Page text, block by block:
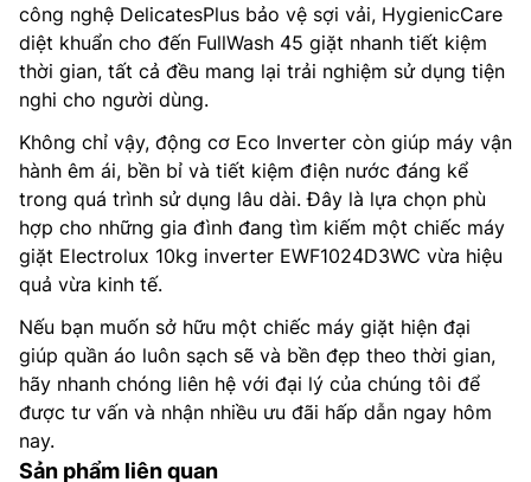
công nghệ DelicatesPlus bảo vệ sợi vải, HygienicCare
diệt khuẩn cho đến FullWash 45 giặt nhanh tiết kiệm
thời gian, tất cả đều mang lại trải nghiệm sử dụng tiện
nghi cho người dùng.
Không chỉ vậy, động cơ Eco Inverter còn giúp máy vận
hành êm ái, bền bỉ và tiết kiệm điện nước đáng kể
trong quá trình sử dụng lâu dài. Đây là lựa chọn phù
hợp cho những gia đình đang tìm kiếm một chiếc máy
giặt Electrolux 10kg inverter EWF1024D3WC vừa hiệu
quả vừa kinh tế.
Nếu bạn muốn sở hữu một chiếc máy giặt hiện đại
giúp quần áo luôn sạch sẽ và bền đẹp theo thời gian,
hãy nhanh chóng liên hệ với đại lý của chúng tôi để
được tư vấn và nhận nhiều ưu đãi hấp dẫn ngay hôm
nay.
Sản phẩm liên quan